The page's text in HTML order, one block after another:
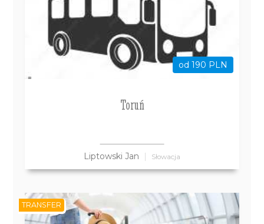
od 190 PLN
Toruń
Liptowski Jan Słowacja
TRANSFER